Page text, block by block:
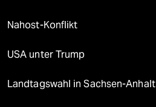
Nahost-Konflikt
USA unter Trump
Landtagswahl in Sachsen-Anhalt